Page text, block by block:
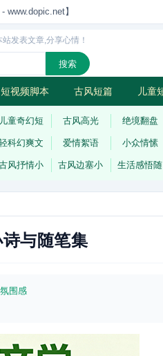
www.dopic.net】
发表文章,分享心情！
短视频脚本 古风短篇 儿童
儿童奇幻短 古风高光 绝境翻盘
科幻爽文 爱情絮语 小众情愫
风抒情小 古风边塞小 生活感悟随
与随笔集
围感